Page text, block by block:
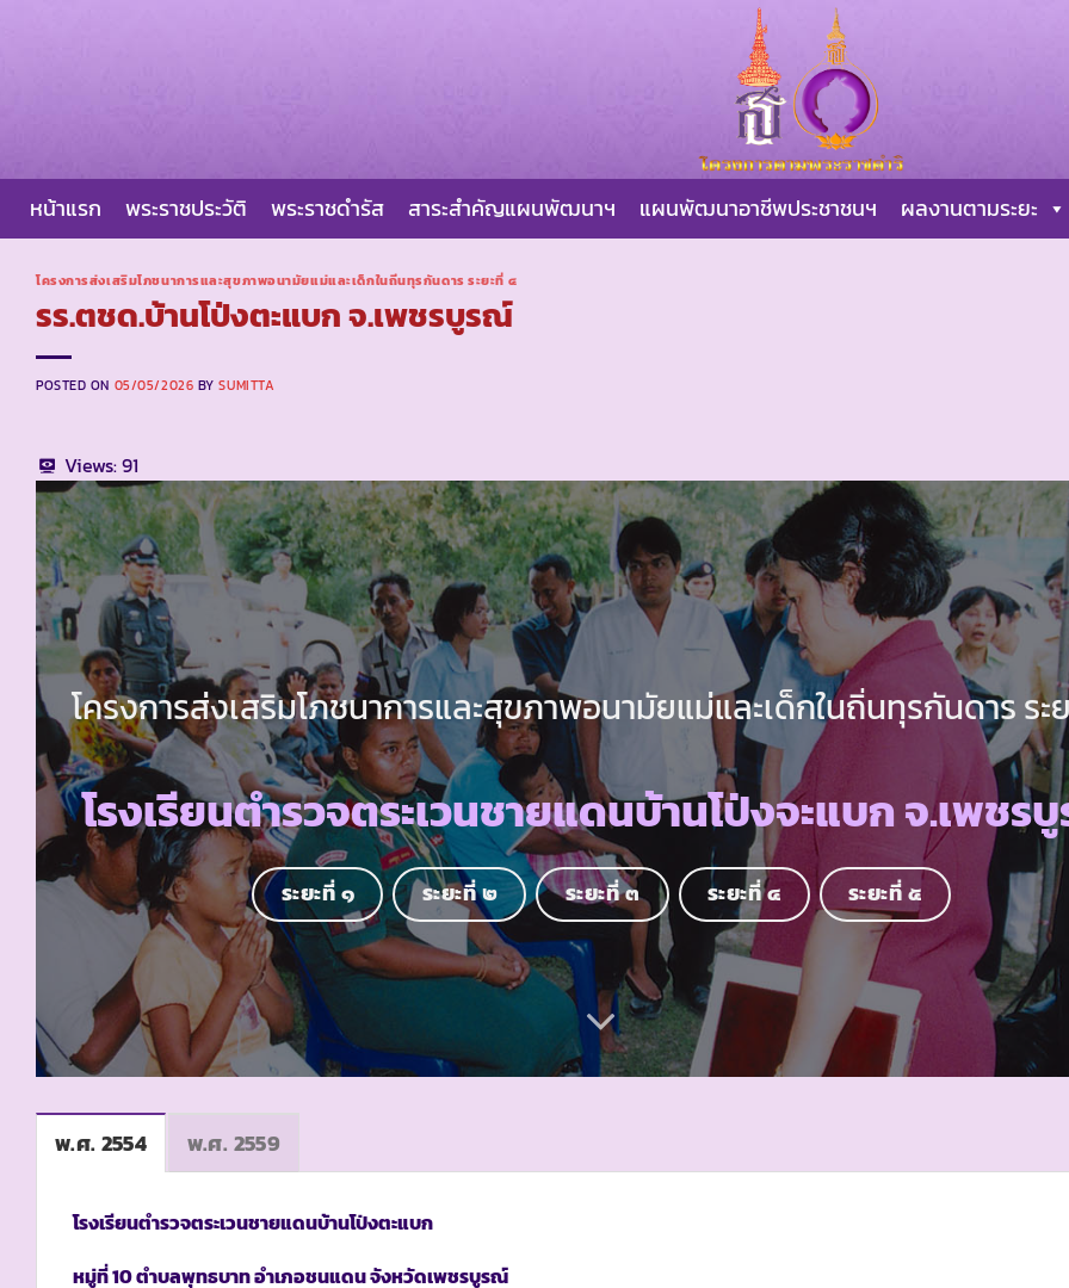
หน้าแรก พระราชประวัติ พระราชดำรัส สาระสำคัญแผนพัฒนาฯ แผนพัฒนาอาชีพประชาชนฯ ผลงานตามระยะ
โครงการส่งเสริมโภชนาการและสุขภาพอนามัยแม่และเด็กในถิ่นทุรกันดาร ระยะที่ ๔
รร.ตชด.บ้านโป่งตะแบก จ.เพชรบูรณ์
POSTED ON 05/05/2026 BYSUMITTA
Views:91
โครงการส่งเสริมโภชนาการและสุขภาพอนามัยแม่และเด็กในถิ่นทุรกันดาร ระ
โรงเรียนตำรวจตระเวนชายแดนบ้านโป่งจะแบก จ.เพชร
ระยะที่ ๑ ระยะที่ ๒ ระยะที่ ๓ ระยะที่ ๔ ระยะที่ ๕
พ.ศ. 2554 พ.ศ. 2559
โรงเรียนตำรวจตระเวนชายแดนบ้านโป่งตะแบก
หมู่ที่10 ตำบลพุทธบาท อำเภอชนแดน จังหวัดเพชรบูรณ์